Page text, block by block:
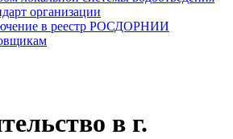
организации
в реестр РОСДОРНИИ
в г.